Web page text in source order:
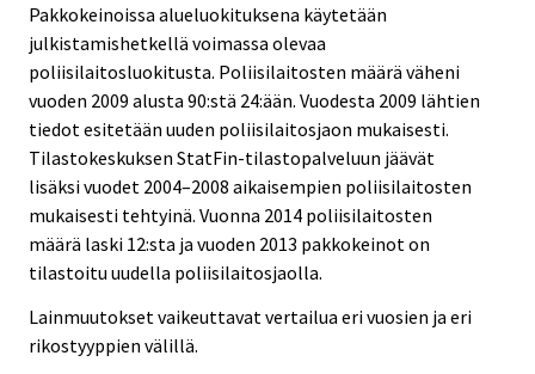
Pakkokeinoissa alueluokituksena käytetään
julkistamishetkellä voimassa olevaa
poliisilaitosluokitusta. Poliisilaitosten määrä väheni
vuoden 2009 alusta 90:stä 24:ään. Vuodesta 2009 lähtien
tiedot esitetään uuden poliisilaitosjaon mukaisesti.
Tilastokeskuksen StatFin-tilastopalveluun jäävät
lisäksi vuodet 2004–2008 aikaisempien poliisilaitosten
mukaisesti tehtyinä. Vuonna 2014 poliisilaitosten
määrä laski 12:sta ja vuoden 2013 pakkokeinot on
tilastoitu uudella poliisilaitosjaolla.
Lainmuutokset vaikeuttavat vertailua eri vuosien ja eri
rikostyyppien välillä.